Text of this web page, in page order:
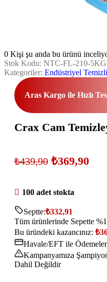
0 Kişi şu anda bu ürünü
Stok Kodu: NTC-FL-210-5KG
Kategoriler: Endüstriyel
Aras Kargo ile Hızlı
Crax Cam
₺439,90 ₺369,90
100 adet stokta
Septte:₺332,91
Tüm ürünlerinde Sepette
Bu üründeki kazancınız: ₺
Havale/EFT ile
Kampanyamıza
Dahil Değildir